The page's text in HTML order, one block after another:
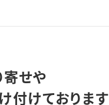
せや
付けております